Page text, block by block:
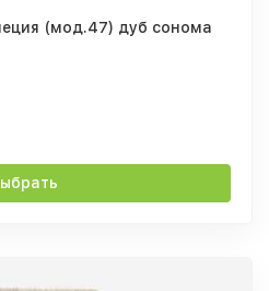
(мод.47) дуб сонома